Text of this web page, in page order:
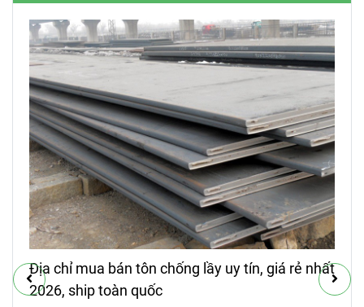
Địa chỉ mua bán tôn chống lầy uy tín, giá rẻ nhất
2026, ship toàn quốc